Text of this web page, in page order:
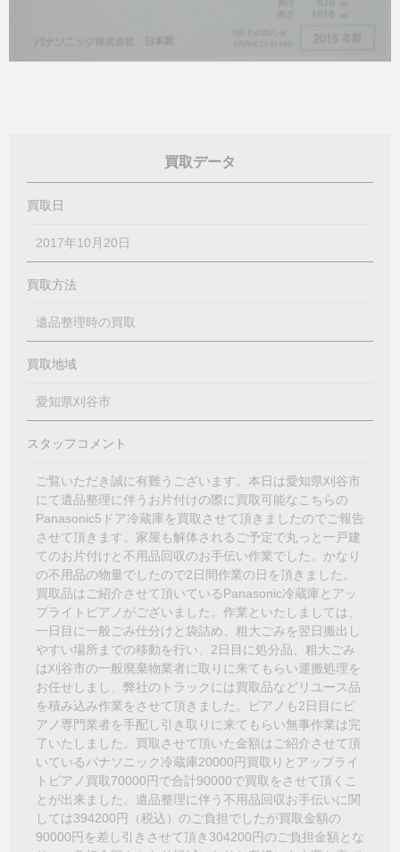
買取データ
買取日
2017年10月20日
買取方法
遺品整理時の買取
買取地域
愛知県刈谷市
スタッフコメント
ご覧いただき誠に有難うございます。本日は愛知県刈谷市
にて遺品整理に伴うお片付けの際に買取可能なこちらの
Panasonic5ドア冷蔵庫を買取させて頂きましたのでご報告
させて頂きます。家屋も解体されるご予定で丸っと一戸建
てのお片付けと不用品回収のお手伝い作業でした。かなり
の不用品の物量でしたので2日間作業の日を頂きました。
買取品はご紹介させて頂いているPanasonic冷蔵庫とアッ
プライトピアノがございました。作業といたしましては、
一日目に一般ごみ仕分けと袋詰め、粗大ごみを翌日搬出し
やすい場所までの移動を行い、2日目に処分品、粗大ごみ
は刈谷市の一般廃棄物業者に取りに来てもらい運搬処理を
お任せしまし、弊社のトラックには買取品などリユース品
を積み込み作業をさせて頂きました。ピアノも2日目にピ
アノ専門業者を手配し引き取りに来てもらい無事作業は完
了いたしました。買取させて頂いた金額はご紹介させて頂
いているパナソニック冷蔵庫20000円買取りとアップライ
トピアノ買取70000円で合計90000で買取をさせて頂くこ
とが出来ました。遺品整理に伴う不用品回収お手伝いに関
しては394200円（税込）のご負担でしたが買取金額の
90000円を差し引きさせて頂き304200円のご負担金額とな